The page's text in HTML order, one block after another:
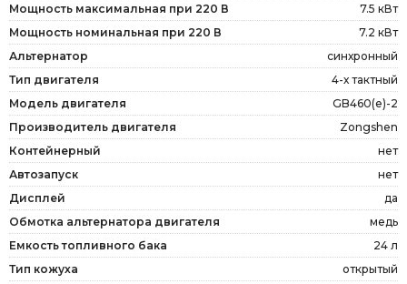
Мощность максимальная при 220 В
7.5 кВт
Мощность номинальная при 220 В
7.2 кВт
Альтернатор
синхронный
Тип двигателя
4-х тактный
Модель двигателя
GB460(e)-2
Производитель двигателя
Zongshen
Контейнерный
нет
Автозапуск
нет
Дисплей
да
Обмотка альтернатора двигателя
медь
Емкость топливного бака
24 л
Тип кожуха
открытый